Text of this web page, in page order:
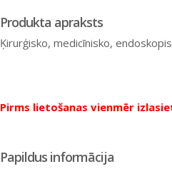
Produkta apraksts
Ķirurģisko, medicīnisko,
Pirms lietošanas vienmēr
Papildus informācija